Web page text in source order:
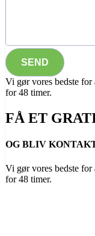
Vi gør vores bedste for
for 48 timer.
FÅ ET
OG BLIV
Vi gør vores bedste for
for 48 timer.